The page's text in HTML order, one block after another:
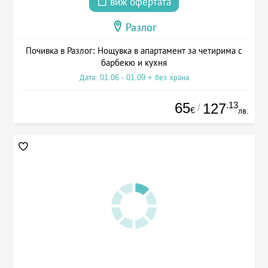
Разлог
Почивка в Разлог: Нощувка в апартамент за четирима с
барбекю и кухня
Дата: 01.06 - 01.09 + без храна
65€ / 127.13
лв.